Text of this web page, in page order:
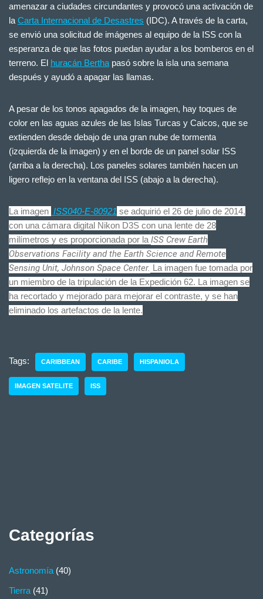
amenazar a ciudades circundantes y provocó una activación de
la Carta Internacional de Desastres (IDC). A través de la carta,
se envió una solicitud de imágenes al equipo de la ISS con la
esperanza de que las fotos puedan ayudar a los bomberos en el
terreno. El huracán Bertha pasó sobre la isla una semana
después y ayudó a apagar las llamas.
A pesar de los tonos apagados de la imagen, hay toques de
color en las aguas azules de las Islas Turcas y Caicos, que se
extienden desde debajo de una gran nube de tormenta
(izquierda de la imagen) y en el borde de un panel solar ISS
(arriba a la derecha). Los paneles solares también hacen un
ligero reflejo en la ventana del ISS (abajo a la derecha).
La imagen ISS040-E-80921 se adquirió el 26 de julio de 2014,
con una cámara digital Nikon D3S con una lente de 28
milímetros y es proporcionada por la ISS Crew Earth
Observations Facility and the Earth Science and Remote
Sensing Unit, Johnson Space Center. La imagen fue tomada por
un miembro de la tripulación de la Expedición 62. La imagen se
ha recortado y mejorado para mejorar el contraste, y se han
eliminado los artefactos de la lente.
Tags: CARIBBEAN CARIBE HISPANIOLA
IMAGEN SATELITE ISS
Categorías
Astronomía (40)
Tierra (41)